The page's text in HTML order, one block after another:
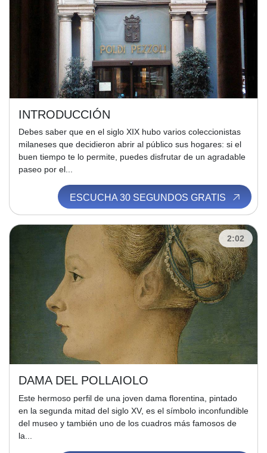
INTRODUCCIÓN
Debes saber que en el siglo XIX hubo varios coleccionistas
milaneses que decidieron abrir al público sus hogares: si el
buen tiempo te lo permite, puedes disfrutar de un agradable
paseo por el...
ESCUCHA 30 SEGUNDOS GRATIS
2:02
DAMA DEL POLLAIOLO
Este hermoso perfil de una joven dama florentina, pintado
en la segunda mitad del siglo XV, es el símbolo inconfundible
del museo y también uno de los cuadros más famosos de
la...